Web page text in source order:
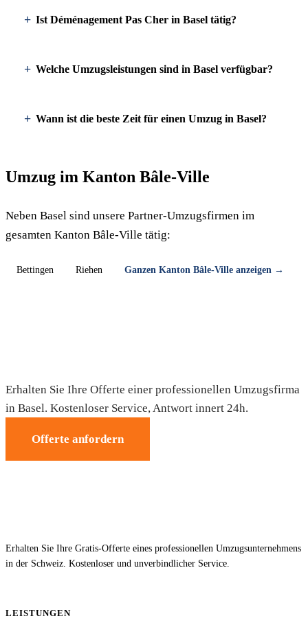
Ist Déménagement Pas Cher in Basel tätig?
Welche Umzugsleistungen sind in Basel verfügbar?
Wann ist die beste Zeit für einen Umzug in Basel?
Umzug im Kanton Bâle-Ville
Neben Basel sind unsere Partner-Umzugsfirmen im
gesamten Kanton Bâle-Ville tätig:
Bettingen Riehen Ganzen Kanton Bâle-Ville anzeigen →
Erhalten Sie Ihre Offerte einer professionellen Umzugsfirma
in Basel. Kostenloser Service, Antwort innert 24h.
Offerte anfordern
Erhalten Sie Ihre Gratis-Offerte eines professionellen Umzugsunternehmens
in der Schweiz. Kostenloser und unverbindlicher Service.
LEISTUNGEN